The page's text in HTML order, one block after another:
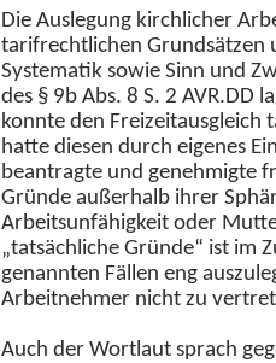
Die Auslegung kirchlicher
tarifrechtlichen Grundsätzen
Systematik sowie Sinn und
des § 9b Abs. 8 S. 2 AVR.DD
konnte den Freizeitausgleich
hatte diesen durch eigenes
beantragte und genehmigte
Gründe außerhalb ihrer
Arbeitsunfähigkeit oder
„tatsächliche Gründe“ ist im
genannten Fällen eng
Arbeitnehmer nicht zu
Auch der Wortlaut sprach